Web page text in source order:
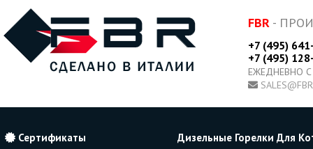
FBR -
+7 (495)
+7 (495)
ЕЖЕДНЕВНО
Сертификаты
Дизельные Горелки Для